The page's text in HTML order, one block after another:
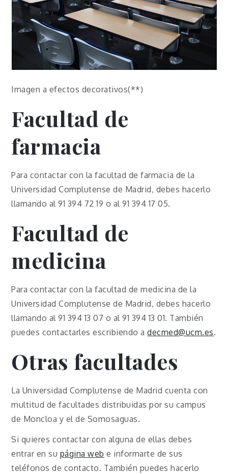
Imagen a efectos decorativos(**)
Facultad de
farmacia
Para contactar con la facultad de farmacia de la
Universidad Complutense de Madrid, debes hacerlo
llamando al 91 394 72 19 o al 91 394 17 05.
Facultad de
medicina
Para contactar con la facultad de medicina de la
Universidad Complutense de Madrid, debes hacerlo
llamando al 91 394 13 07 o al 91 394 13 01. También
puedes contactarles escribiendo adecmed@ucm.es.
Otras facultades
La Universidad Complutense de Madrid cuenta con
multitud de facultades distribuidas por su campus
de Moncloa y el de Somosaguas.
Si quieres contactar con alguna de ellas debes
entrar en su página web e informarte de sus
teléfonos de contacto. También puedes hacerlo